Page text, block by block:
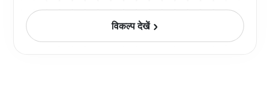
विकल्प देखें